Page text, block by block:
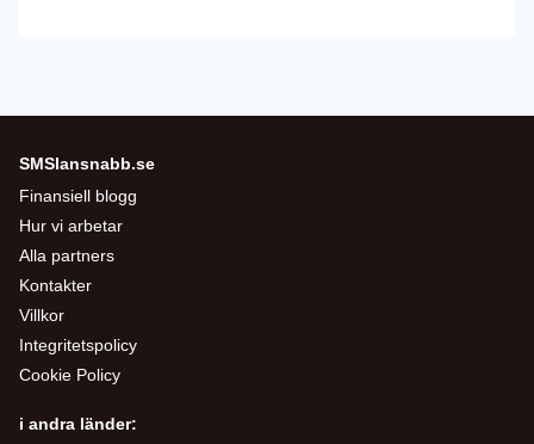
SMSlansnabb.se
Finansiell blogg
Hur vi arbetar
Alla partners
Kontakter
Villkor
Integritetspolicy
Cookie Policy
i andra länder: